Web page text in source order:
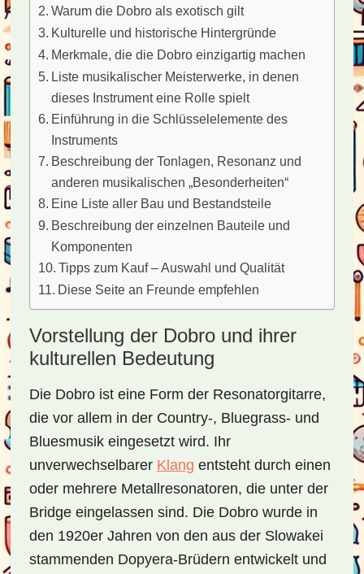
Warum die Dobro als exotisch gilt
Kulturelle und historische Hintergründe
Merkmale, die die Dobro einzigartig machen
Liste musikalischer Meisterwerke, in denen
dieses Instrument eine Rolle spielt
Einführung in die Schlüsselelemente des
Instruments
Beschreibung der Tonlagen, Resonanz und
anderen musikalischen „Besonderheiten“
Eine Liste aller Bau und Bestandsteile
Beschreibung der einzelnen Bauteile und
Komponenten
Tipps zum Kauf – Auswahl und Qualität
Diese Seite an Freunde empfehlen
Vorstellung der Dobro und ihrer
kulturellen Bedeutung
Die Dobro ist eine Form der Resonatorgitarre,
die vor allem in der Country-, Bluegrass- und
Bluesmusik eingesetzt wird. Ihr
unverwechselbarer Klang entsteht durch einen
oder mehrere Metallresonatoren, die unter der
Bridge eingelassen sind. Die Dobro wurde in
den 1920er Jahren von den aus der Slowakei
stammenden Dopyera-Brüdern entwickelt und